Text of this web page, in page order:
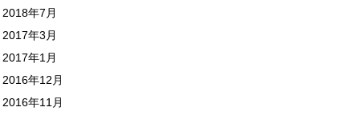
2018年7月
2017年3月
2017年1月
2016年12月
2016年11月